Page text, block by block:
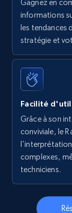
Walmart -
using
URL, Final
more.
5.6K+
Walmart -
specific
URL, Final
more.
Gagnez en
informations
les tendances
stratégie et
Facilité
Grâce à son
conviviale, le
l'interprétation
complexes,
techniciens.